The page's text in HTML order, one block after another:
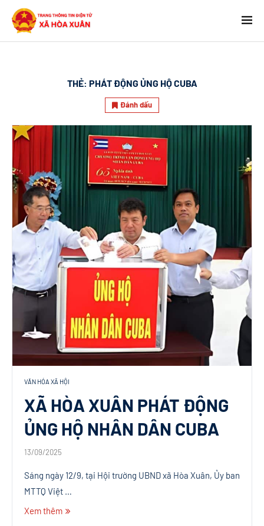
THẺ: PHÁT ĐỘNG ỦNG HỘ CUBA
Đánh dấu
VĂN HÓA XÃ HỘI
XÃ HÒA XUÂN PHÁT ĐỘNG
ỦNG HỘ NHÂN DÂN CUBA
13/09/2025
Sáng ngày 12/9, tại Hội trường UBND xã Hòa Xuân, Ủy ban
MTTQ Việt …
Xem thêm